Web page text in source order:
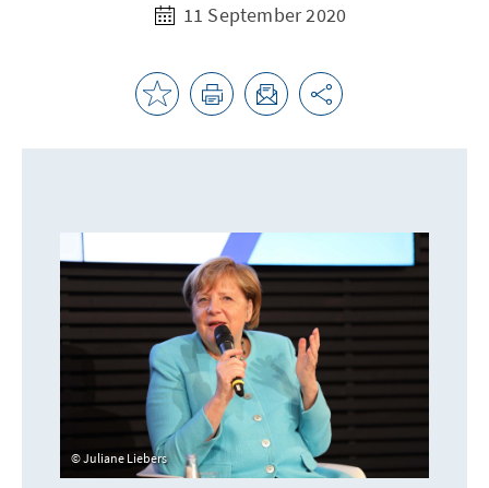
11 September 2020
Juliane Liebers